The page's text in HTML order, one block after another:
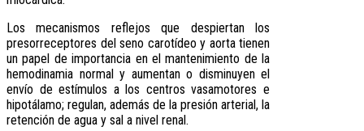
Los mecanismos reflejos que despiertan los
presorreceptores del seno carotídeo y aorta tienen
un papel de importancia en el mantenimiento de la
hemodinamia normal y aumentan o disminuyen el
envío de estímulos a los centros vasamotores e
hipotálamo; regulan, además de la presión arterial, la
retención de agua y sal a nivel renal.